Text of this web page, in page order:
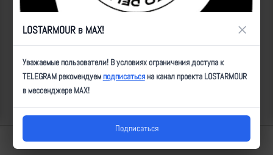
Lostarmour | Carthago Delenda Est | 2014-2026
LOSTARMOUR в MAX! ×
Уважаемые пользователи! В условиях ограничения доступа к
TELEGRAM рекомендуемподписатьсяна канал проекта LOSTARMOUR
в мессенджере MAX!
Подписаться